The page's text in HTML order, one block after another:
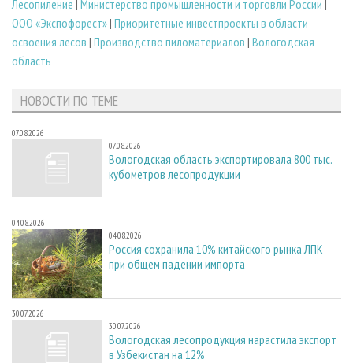
Лесопиление | Министерство промышленности и торговли России |
ООО «Экспофорест»| Приоритетные инвестпроекты в области
освоения лесов | Производство пиломатериалов | Вологодская
область
НОВОСТИ ПО ТЕМЕ
07.08.2026
07.08.2026
Вологодская область экспортировала 800 тыс.
кубометров лесопродукции
04.08.2026
04.08.2026
Россия сохранила 10% китайского рынка ЛПК
при общем падении импорта
30.07.2026
30.07.2026
Вологодская лесопродукция нарастила экспорт
в Узбекистан на 12%